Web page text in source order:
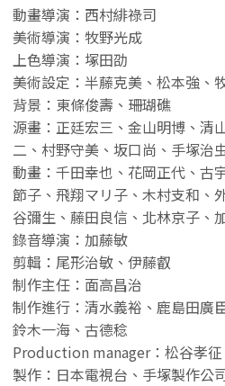
動畫導演：西村緋祿司
美術導演：牧野光成
上色導演：塚田劭
美術設定：半藤克美、松本強、
背景：東條俊壽、珊瑚礁
源畫：正廷宏三、金山明博、清
二、村野守美、坂口尚、手塚治
動畫：千田幸也、花岡正代、古
節子、飛翔マリ子、木村支和、
谷彌生、藤田良信、北林京子、
錄音導演：加藤敏
剪輯：尾形治敏、伊藤叡
制作主任：面高昌治
制作進行：清水義裕、鹿島田廣
鈴木一海、古德稔
Production manager：松谷孝
製作：日本電視台、手塚製作公